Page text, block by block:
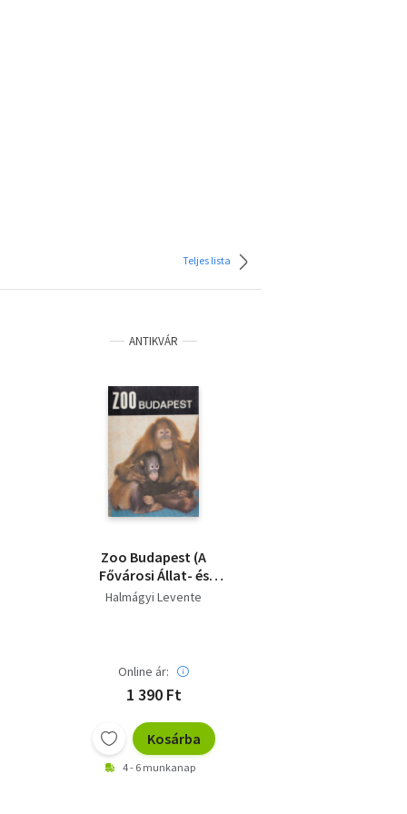
Teljes lista
ANTIKVÁR
Zoo Budapest (A
Fővárosi Állat- és
Növénykert
Halmágyi Levente
Online ár:
1 390 Ft
Kosárba
4 - 6 munkanap